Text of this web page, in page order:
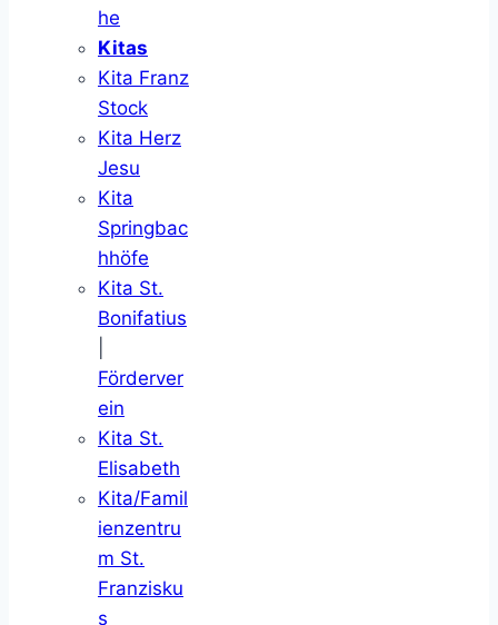
he
Kitas
Kita Franz
Stock
Kita Herz
Jesu
Kita
Springbac
hhöfe
Kita St.
Bonifatius
Förderver
ein
Kita St.
Elisabeth
Kita/Famil
ienzentru
m St.
Franzisku
s